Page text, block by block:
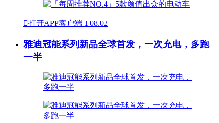
打开APP客户端 1 08.02
雅迪冠能系列新品全球首发，一次充电，多跑
一半